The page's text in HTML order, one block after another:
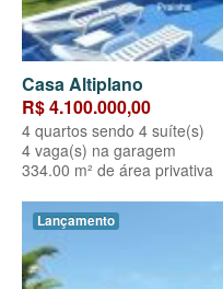
Casa Altiplano
R$ 4.100.000,00
4 quartos sendo 4 suíte(s)
4 vaga(s) na garagem
334.00 m² de área privativa
Lançamento